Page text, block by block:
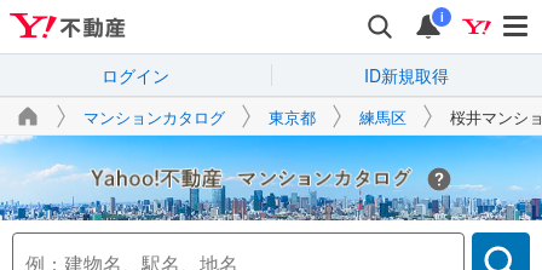
i
ログイン ID新規取得
マンションカタログ 東京都 練馬区 桜井マンシ
Yahoo!不動産